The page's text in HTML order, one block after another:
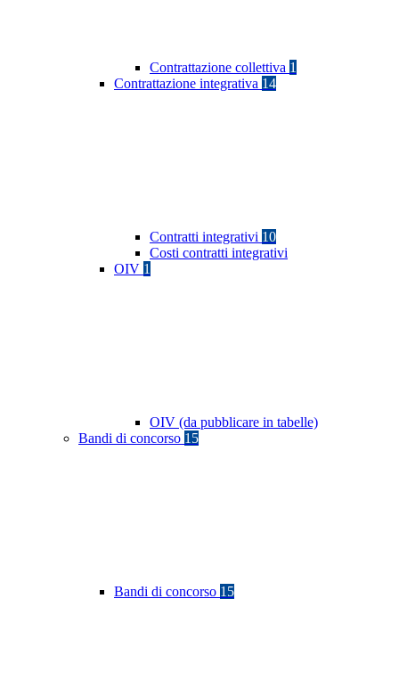
Contrattazione collettiva 1
Contrattazione integrativa 14
Contratti integrativi 10
Costi contratti integrativi
OIV 1
OIV (da pubblicare in tabelle)
Bandi di concorso 15
Bandi di concorso 15